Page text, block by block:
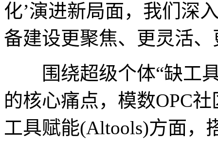
化’演进新局面，我们深
备建设更聚焦、更灵活
围绕超级个体“缺工具
的核心痛点，模数OPC
工具赋能(Altools)方面，